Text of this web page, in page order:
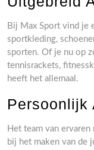
Bij Max Sport vind je
sportkleding,
sporten. Of je nu op
tennisrackets,
heeft het allemaal.
Persoonlijk
Het team van
bij het maken van de